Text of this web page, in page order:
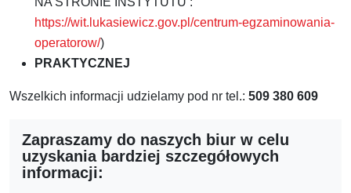
https://wit.lukasiewicz.gov.pl/centrum-egzaminowania-
operatorow/)
PRAKTYCZNEJ
Wszelkich informacji udzielamy pod nr tel.: 509 380 609
Zapraszamy do naszych biur w celu
uzyskania bardziej szczegółowych
informacji: